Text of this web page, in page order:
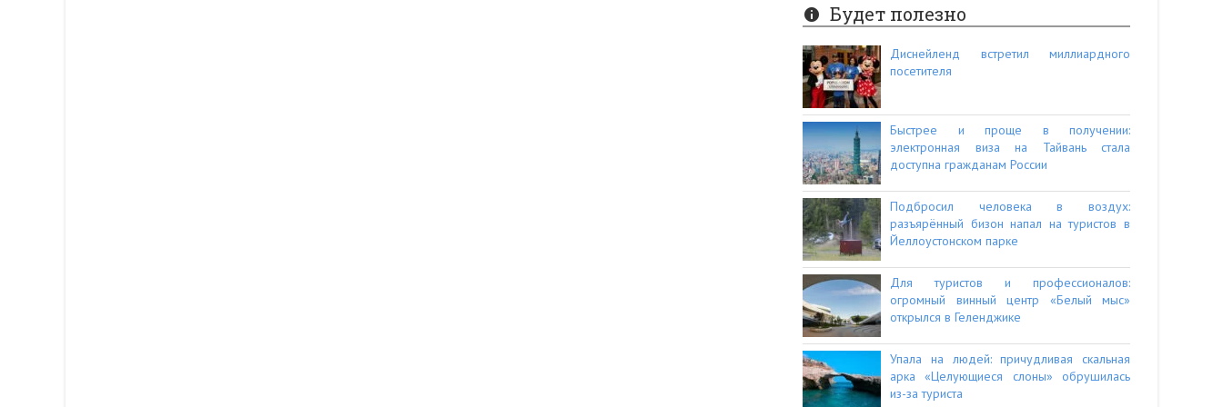
Будет полезно
Диснейленд встретил миллиардного
посетителя
Быстрее и проще в получении:
электронная виза на Тайвань стала
доступна гражданам России
Подбросил человека в воздух:
разъярённый бизон напал на туристов в
Йеллоустонском парке
Для туристов и профессионалов:
огромный винный центр «Белый мыс»
открылся в Геленджике
Упала на людей: причудливая скальная
арка «Целующиеся слоны» обрушилась
из-за туриста